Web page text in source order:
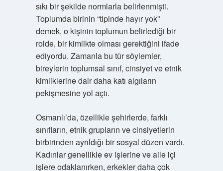
sıkı bir şekilde normlarla belirlenmişti.
Toplumda birinin “tipinde hayır yok”
demek, o kişinin toplumun belirlediği bir
rolde, bir kimlikte olması gerektiğini ifade
ediyordu. Zamanla bu tür söylemler,
bireylerin toplumsal sınıf, cinsiyet ve etnik
kimliklerine dair daha katı algıların
pekişmesine yol açtı.
Osmanlı’da, özellikle şehirlerde, farklı
sınıfların, etnik grupların ve cinsiyetlerin
birbirinden ayrıldığı bir sosyal düzen vardı.
Kadınlar genellikle ev işlerine ve aile içi
işlere odaklanırken, erkekler daha çok